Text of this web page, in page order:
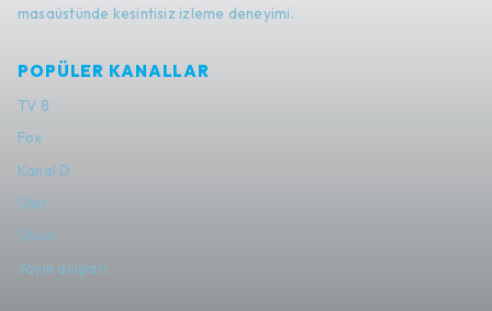
masaüstünde kesintisiz izleme deneyimi.
POPÜLER KANALLAR
TV 8
Fox
Kanal D
Star
Show
Yayın akışları